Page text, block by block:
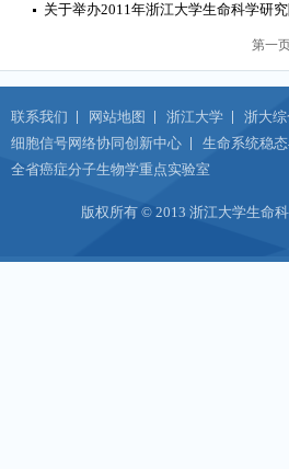
第一
联系我们 网站地图 浙江大学
浙大
细胞信号网络协同创新中心
生命系统稳
全省癌症分子生物学重点实验室
版权所有 © 2013 浙江大学生命